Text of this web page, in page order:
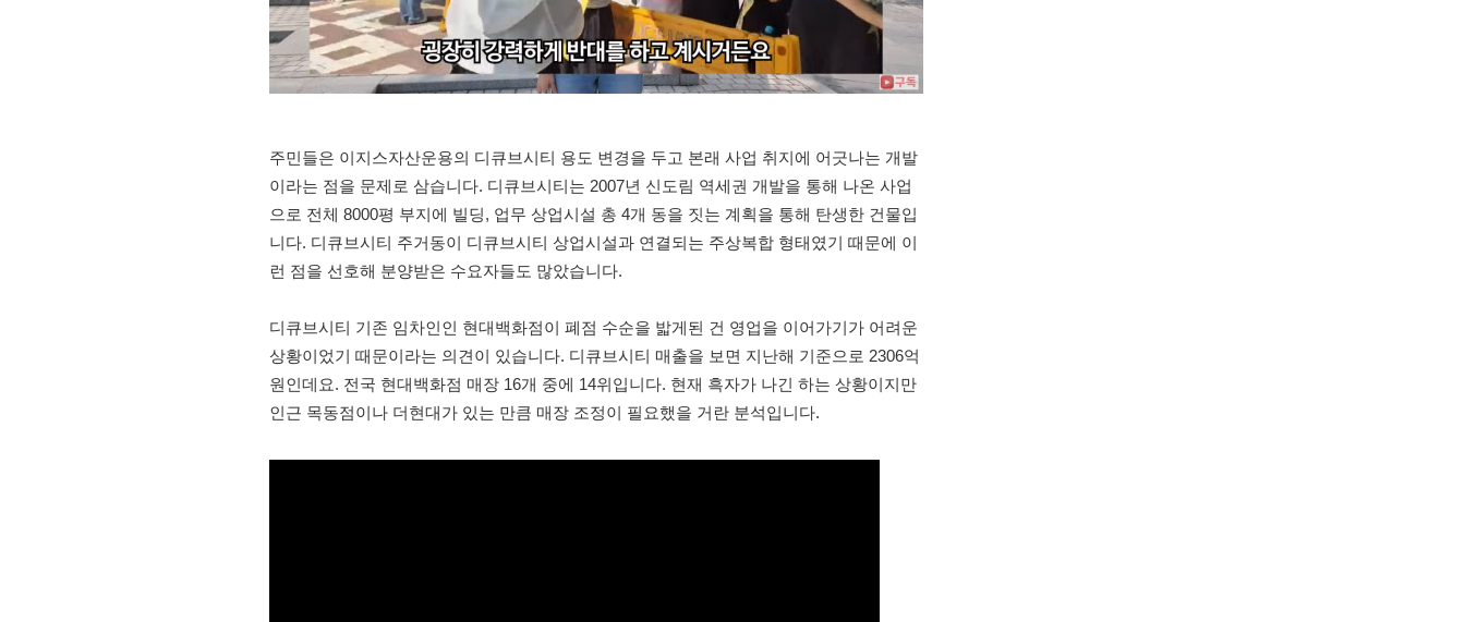
주민들은 이지스자산운용의 디큐브시티 용도 변경을 두고 본래 사업 취지에 어긋나는 개발
이라는 점을 문제로 삼습니다. 디큐브시티는 2007년 신도림 역세권 개발을 통해 나온 사업
으로 전체 8000평 부지에 빌딩, 업무 상업시설 총 4개 동을 짓는 계획을 통해 탄생한 건물입
니다. 디큐브시티 주거동이 디큐브시티 상업시설과 연결되는 주상복합 형태였기 때문에 이
런 점을 선호해 분양받은 수요자들도 많았습니다.
디큐브시티 기존 임차인인 현대백화점이 폐점 수순을 밟게된 건 영업을 이어가기가 어려운
상황이었기 때문이라는 의견이 있습니다. 디큐브시티 매출을 보면 지난해 기준으로 2306억
원인데요. 전국 현대백화점 매장 16개 중에 14위입니다. 현재 흑자가 나긴 하는 상황이지만
인근 목동점이나 더현대가 있는 만큼 매장 조정이 필요했을 거란 분석입니다.